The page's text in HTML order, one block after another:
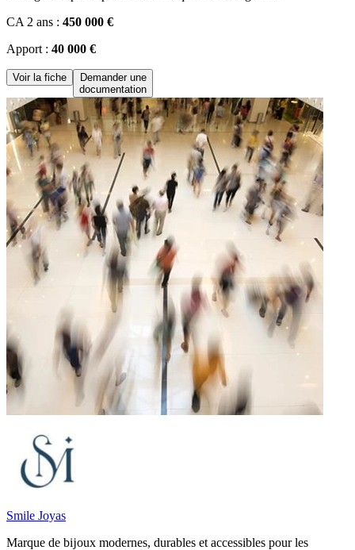
CA 2 ans : 450 000 €
Apport : 40 000 €
Voir la fiche
Demander une
documentation
Smile Joyas
Marque de bĳoux modernes, durables et accessibles pour les